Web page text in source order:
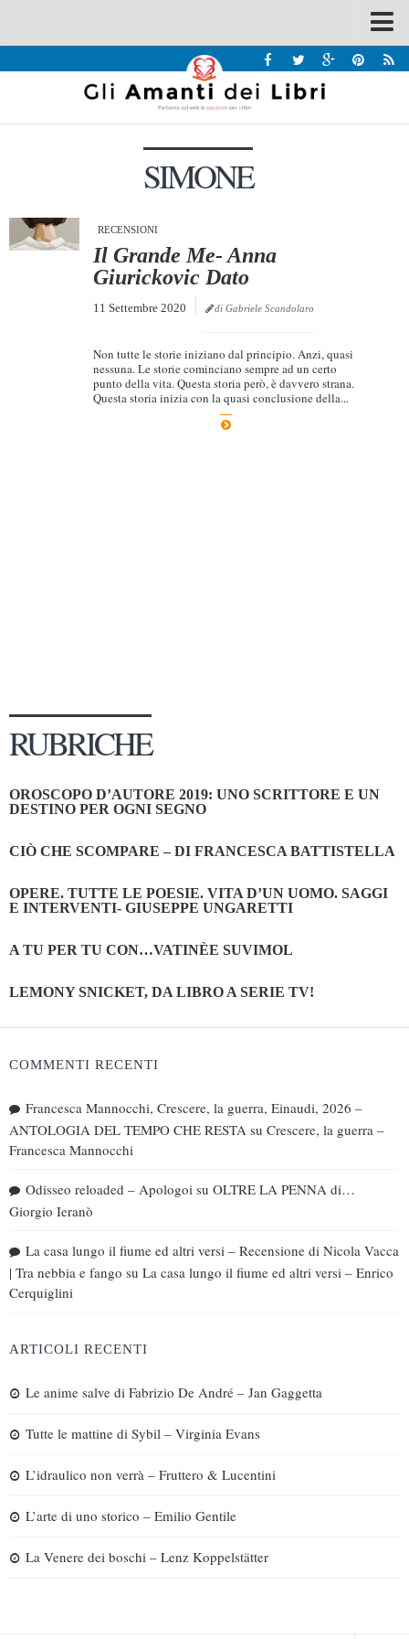
Recensioni
Interviste & Incontri
Chi siamo
Tabù Festival 2014
A Tutto Volume
Marketing
SIMONE
RECENSIONI
Il Grande Me- Anna
Giurickovic Dato
11 Settembre 2020 di Gabriele Scandolaro
Non tutte le storie iniziano dal principio. Anzi, quasi
nessuna. Le storie cominciano sempre ad un certo
punto della vita. Questa storia però, è davvero strana.
Questa storia inizia con la quasi conclusione della...
RUBRICHE
OROSCOPO D’AUTORE 2019: UNO SCRITTORE E UN
DESTINO PER OGNI SEGNO
CIÒ CHE SCOMPARE – DI FRANCESCA BATTISTELLA
OPERE. TUTTE LE POESIE. VITA D’UN UOMO. SAGGI
E INTERVENTI- GIUSEPPE UNGARETTI
A TU PER TU CON…VATINÈE SUVIMOL
LEMONY SNICKET, DA LIBRO A SERIE TV!
COMMENTI RECENTI
Francesca Mannocchi, Crescere, la guerra, Einaudi, 2026 –
ANTOLOGIA DEL TEMPO CHE RESTA su Crescere, la guerra –
Francesca Mannocchi
Odisseo reloaded – Apologoi su OLTRE LA PENNA di…
Giorgio Ieranò
La casa lungo il fiume ed altri versi – Recensione di Nicola Vacca
| Tra nebbia e fango su La casa lungo il fiume ed altri versi – Enrico
Cerquiglini
ARTICOLI RECENTI
Le anime salve di Fabrizio De André – Jan Gaggetta
Tutte le mattine di Sybil – Virginia Evans
L’idraulico non verrà – Fruttero & Lucentini
L’arte di uno storico – Emilio Gentile
La Venere dei boschi – Lenz Koppelstätter